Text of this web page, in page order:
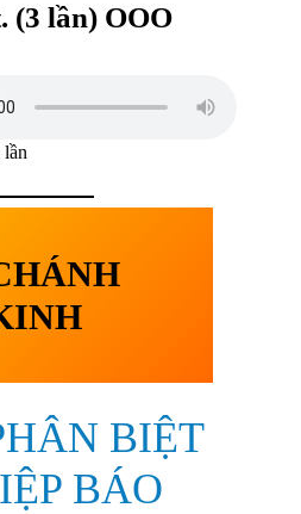
(3 lần) OOO
BIỆT
BÁO